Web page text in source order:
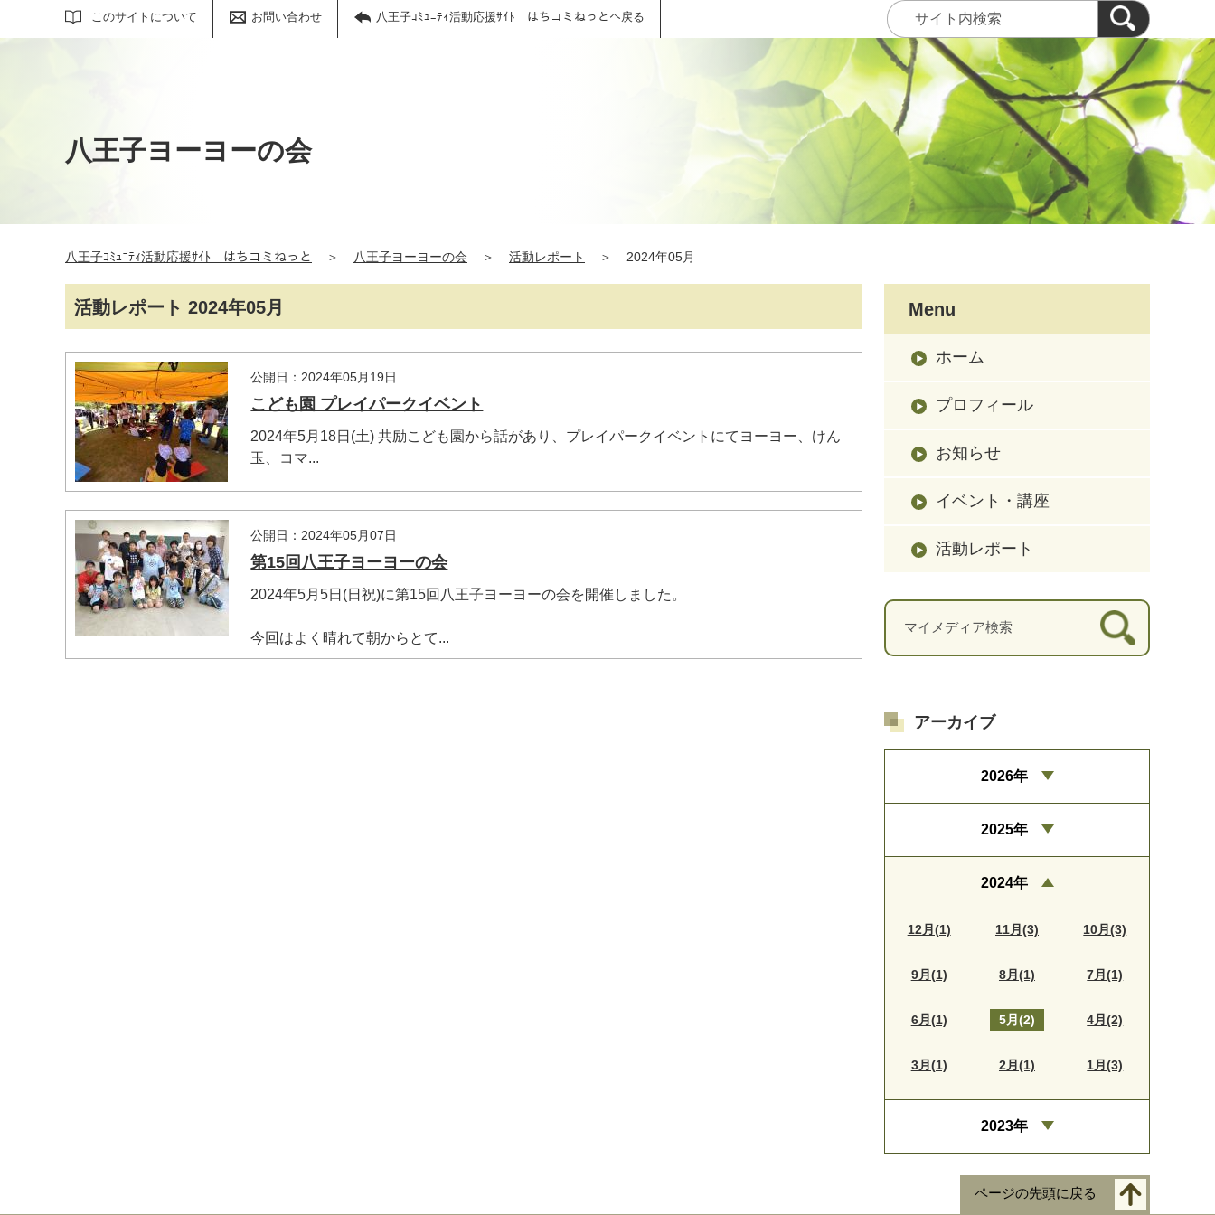
このサイトについて お問い合わせ 八王子ｺﾐｭﾆﾃｨ活動応援ｻｲﾄ はちコミねっとへ戻る
サイト内検索
八王子ヨーヨーの会
八王子ｺﾐｭﾆﾃｨ活動応援ｻｲﾄ はちコミねっと ＞ 八王子ヨーヨーの会 ＞ 活動レポート ＞ 2024年05月
活動レポート 2024年05月
公開日：2024年05月19日
こども園 プレイパークイベント
2024年5月18日(土) 共励こども園から話があり、プレイパークイベントにてヨーヨー、けん
玉、コマ...
公開日：2024年05月07日
第15回八王子ヨーヨーの会
2024年5月5日(日祝)に第15回八王子ヨーヨーの会を開催しました。
今回はよく晴れて朝からとて...
Menu
ホーム
プロフィール
お知らせ
イベント・講座
活動レポート
マイメディア検索
アーカイブ
2026年
2025年
2024年
12月(1) 11月(3) 10月(3)
9月(1) 8月(1) 7月(1)
6月(1) 5月(2) 4月(2)
3月(1) 2月(1) 1月(3)
2023年
ページの先頭に戻る